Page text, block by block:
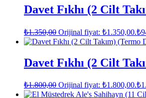
Davet Fıkhı (2 Cilt
₺1.350,00 Orijinal fiyat: ₺1.350,00.₺
Davet Fıkhı (2 Cilt
₺1.800,00 Orijinal fiyat: ₺1.800,00.₺